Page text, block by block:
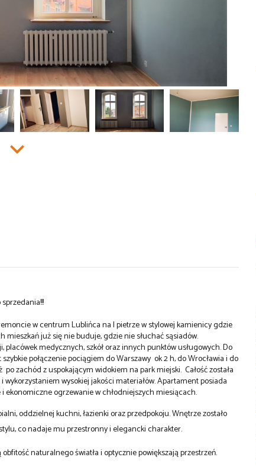
w centrum Lublińca na I pietrze w stylowej kamienicy gdzie
mieszkań już się nie buduje, gdzie nie słuchać sąsiadów.
medycznych, szkół oraz innych punktów usługowych. Do
połączenie pociągiem do Warszawy ok 2 h, do Wrocławia i do
zachód z uspokającym widokiem na park miejski. Całość została
wysokiej jakości materiałów. Apartament posiada
ogrzewanie w chłodniejszych miesiącach.
oddzielnej kuchni, łazienki oraz przedpokoju. Wnętrze zostało
co nadaje mu przestronny i elegancki charakter.
naturalnego światła i optycznie powiększają przestrzeń.